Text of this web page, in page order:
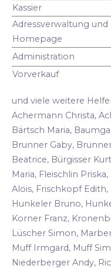
Kassier
Adressverwaltung und
Homepage
Administration
Vorverkauf
und viele weitere
Achermann Christa,
Bärtsch Maria,
Brunner Gaby,
Beatrice, Bürgisser
Maria, Fleischlin
Alois, Frischkopf
Hunkeler Bruno,
Korner Franz,
Lüscher Simon,
Muff Irmgard, Muff
Niederberger Andy,